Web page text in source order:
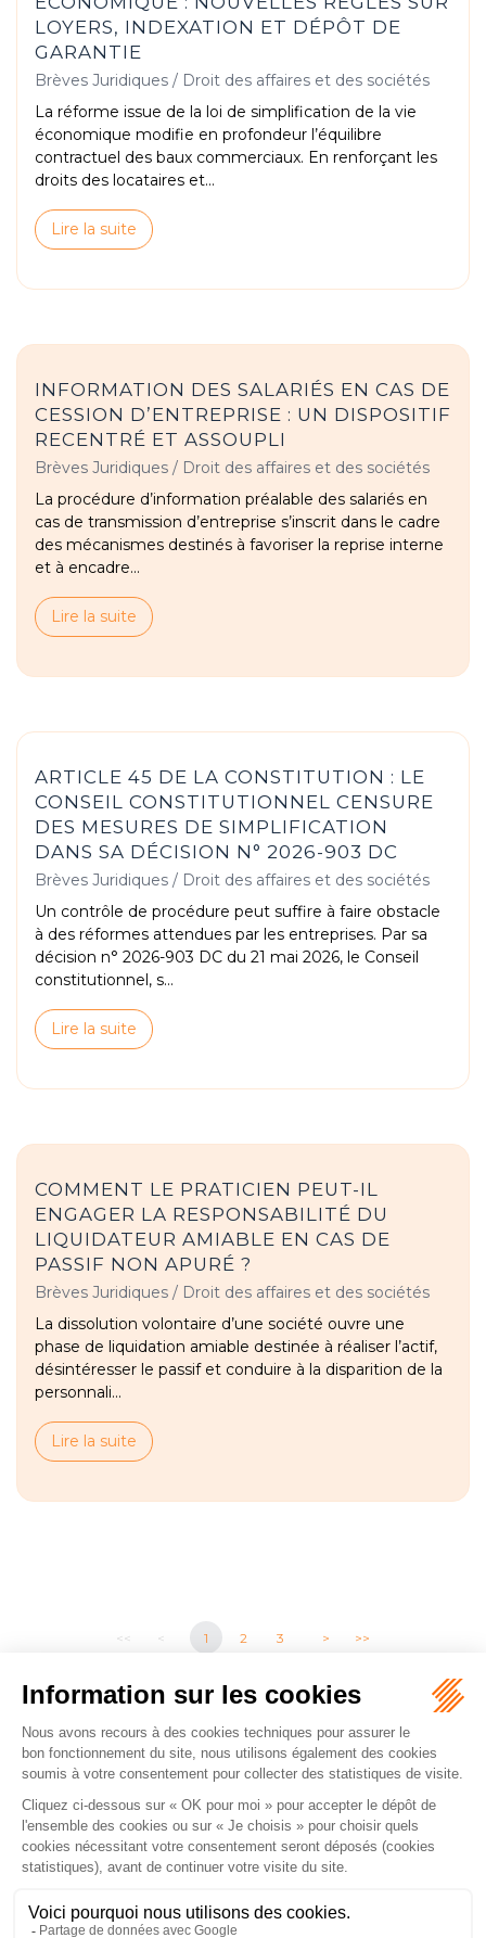
LOYERS, INDEXATION ET DÉPÔT DE
GARANTIE
Brèves Juridiques / Droit des affaires et des sociétés
La réforme issue de la loi de simplification de la vie
économique modifie en profondeur l’équilibre
contractuel des baux commerciaux. En renforçant les
droits des locataires et...
Lire la suite
INFORMATION DES SALARIÉS EN CAS DE
CESSION D’ENTREPRISE : UN DISPOSITIF
RECENTRÉ ET ASSOUPLI
Brèves Juridiques / Droit des affaires et des sociétés
La procédure d’information préalable des salariés en
cas de transmission d’entreprise s’inscrit dans le cadre
des mécanismes destinés à favoriser la reprise interne
et à encadre...
Lire la suite
ARTICLE 45 DE LA CONSTITUTION : LE
CONSEIL CONSTITUTIONNEL CENSURE
DES MESURES DE SIMPLIFICATION
DANS SA DÉCISION N° 2026-903 DC
Brèves Juridiques / Droit des affaires et des sociétés
Un contrôle de procédure peut suffire à faire obstacle
à des réformes attendues par les entreprises. Par sa
décision n° 2026-903 DC du 21 mai 2026, le Conseil
constitutionnel, s...
Lire la suite
COMMENT LE PRATICIEN PEUT-IL
ENGAGER LA RESPONSABILITÉ DU
LIQUIDATEUR AMIABLE EN CAS DE
PASSIF NON APURÉ ?
Brèves Juridiques / Droit des affaires et des sociétés
La dissolution volontaire d’une société ouvre une
phase de liquidation amiable destinée à réaliser l’actif,
désintéresser le passif et conduire à la disparition de la
personnali...
Lire la suite
<< < 1 2 3 > >>
CATALYSE AVOCAT
86000 POITIERS
Tél :06 13 58 41 64
NOUS LOCALISER